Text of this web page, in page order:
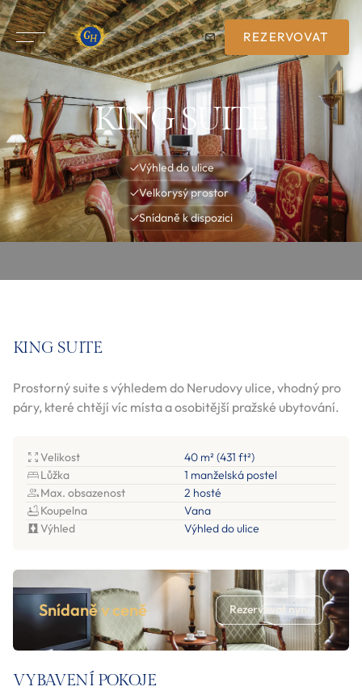
REZERVOVAT
KING SUITE
✓Výhled do ulice
✓Velkorysý prostor
✓Snídaně k dispozici
KING SUITE
Prostorný suite s výhledem do Nerudovy ulice, vhodný pro
páry, které chtějí víc místa a osobitější pražské ubytování.
Velikost
40 m² (431 ft²)
Lůžka
1 manželská postel
Max. obsazenost
2 hosté
Koupelna
Vana
Výhled
Výhled do ulice
Snídaně v ceně Rezervovat nyní
VYBAVENÍ POKOJE